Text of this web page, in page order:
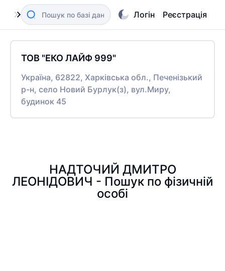
Логін Реєстрація
ТОВ "ЕКО ЛАЙФ 999"
Україна, 62822, Харківська обл., Печенізький
р-н, село Новий Бурлук(з), вул.Миру,
будинок 45
НАДТОЧИЙ ДМИТРО
ЛЕОНІДОВИЧ - Пошук по фізичній
особі